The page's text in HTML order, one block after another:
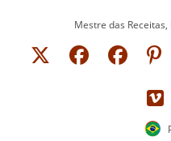
Mestre das